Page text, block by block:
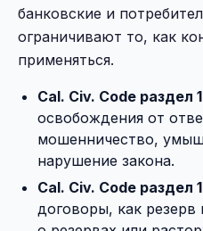
банковские и
ограничивают то, как
применяться.
Cal. Civ. Code раздел
освобождения от
мошенничество,
нарушение закона.
Cal. Civ. Code раздел
договоры, как резерв